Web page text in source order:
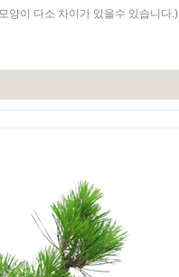
양이 다소 차이가 있을수 있습니다.)